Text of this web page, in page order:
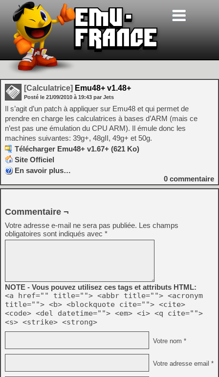
[Calculatrice] Emu48+ v1.48+
Posté le 21/09/2010 à 19:43 par Jets
Il s’agit d’un patch à appliquer sur Emu48 et qui permet de
prendre en charge les calculatrices à bases d’ARM (mais ce
n’est pas une émulation du CPU ARM). Il émule donc les
machines suivantes: 39g+, 48gII, 49g+ et 50g.
Télécharger Emu48+ v1.67+ (621 Ko)
Site Officiel
En savoir plus…
0 commentaire
Commentaire ¬
Votre adresse e-mail ne sera pas publiée. Les champs
obligatoires sont indiqués avec *
NOTE - Vous pouvez utilisez ces tags et attributs HTML:
<a href="" title=""> <abbr title=""> <acronym
title=""> <b> <blockquote cite=""> <cite>
<code> <del datetime=""> <em> <i> <q cite="">
<s> <strike> <strong>
Votre nom *
Votre adresse email *